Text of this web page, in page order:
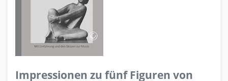
Impressionen zu fünf Figuren von